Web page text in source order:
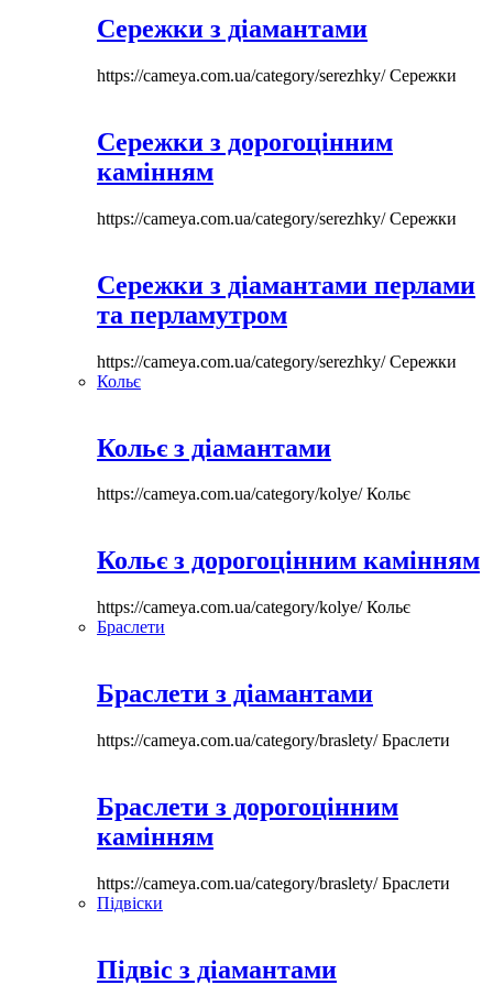
Сережки з діамантами
https://cameya.com.ua/category/serezhky/Сережки
Сережки з дорогоцінним
камінням
https://cameya.com.ua/category/serezhky/Сережки
Сережки з діамантами перлами
та перламутром
https://cameya.com.ua/category/serezhky/Сережки
Кольє
Кольє з діамантами
https://cameya.com.ua/category/kolye/Кольє
Кольє з дорогоцінним камінням
https://cameya.com.ua/category/kolye/Кольє
Браслети
Браслети з діамантами
https://cameya.com.ua/category/braslety/Браслети
Браслети з дорогоцінним
камінням
https://cameya.com.ua/category/braslety/Браслети
Підвіски
Підвіс з діамантами